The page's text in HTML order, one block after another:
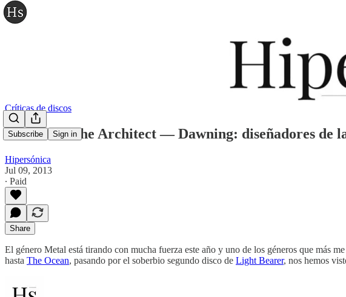
Subscribe Sign in
Críticas de discos
Mouth Of The Architect — Dawning: diseñadores de
Hipersónica
Jul 09, 2013
∙ Paid
Share
El género Metal está tirando con mucha fuerza este año y uno de los géneros que más
hasta The Ocean, pasando por el soberbio segundo disco de Light Bearer, nos hemos